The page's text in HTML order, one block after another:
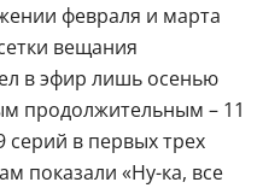
февраля и марта
вещания
в эфир лишь осенью
продолжительным – 11
в первых трех
показали «Ну-ка, все